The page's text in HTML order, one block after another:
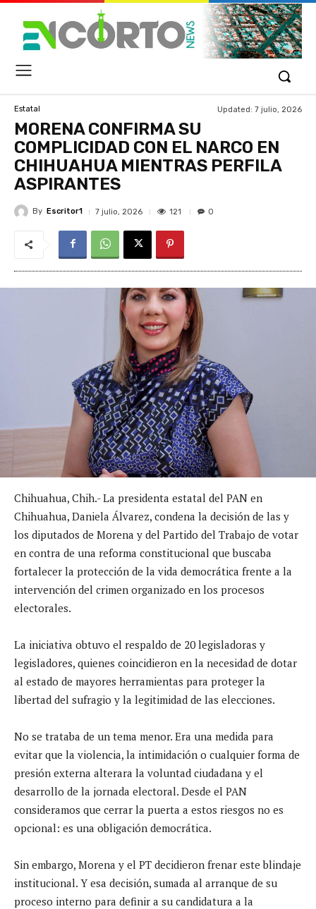
Estatal Updated: 7 julio, 2026
MORENA CONFIRMA SU
COMPLICIDAD CON EL NARCO EN
CHIHUAHUA MIENTRAS PERFILA
ASPIRANTES
By Escritor1 7 julio, 2026 121 0
Chihuahua, Chih.- La presidenta estatal del PAN en
Chihuahua, Daniela Álvarez, condena la decisión de las y
los diputados de Morena y del Partido del Trabajo de votar
en contra de una reforma constitucional que buscaba
fortalecer la protección de la vida democrática frente a la
intervención del crimen organizado en los procesos
electorales.
La iniciativa obtuvo el respaldo de 20 legisladoras y
legisladores, quienes coincidieron en la necesidad de dotar
al estado de mayores herramientas para proteger la
libertad del sufragio y la legitimidad de las elecciones.
No se trataba de un tema menor. Era una medida para
evitar que la violencia, la intimidación o cualquier forma de
presión externa alterara la voluntad ciudadana y el
desarrollo de la jornada electoral. Desde el PAN
consideramos que cerrar la puerta a estos riesgos no es
opcional: es una obligación democrática.
Sin embargo, Morena y el PT decidieron frenar este blindaje
institucional. Y esa decisión, sumada al arranque de su
proceso interno para definir a su candidatura a la